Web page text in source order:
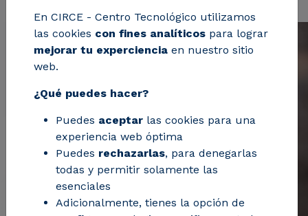
En CIRCE - Centro Tecnológico utilizamos
las cookies con fines analíticos para lograr
mejorar tu experciencia en nuestro sitio
web.
¿Qué puedes hacer?
Puedes aceptar las cookies para una
experiencia web óptima
Puedes rechazarlas, para denegarlas
todas y permitir solamente las
esenciales
Adicionalmente, tienes la opción de